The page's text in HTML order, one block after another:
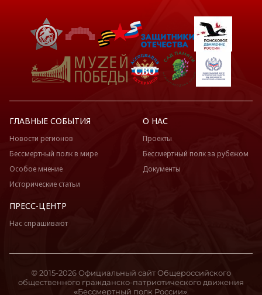
ГЛАВНЫЕ СОБЫТИЯ
Новости регионов
Бессмертный полк в мире
Особое мнение
Исторические статьи
О НАС
Проекты
Бессмертный полк за рубежом
Документы
ПРЕСС-ЦЕНТР
Нас спрашивают
© 2015-2026 Официальный сайт Общероссийского
общественного гражданско-патриотического движения
«Бессмертный полк России».